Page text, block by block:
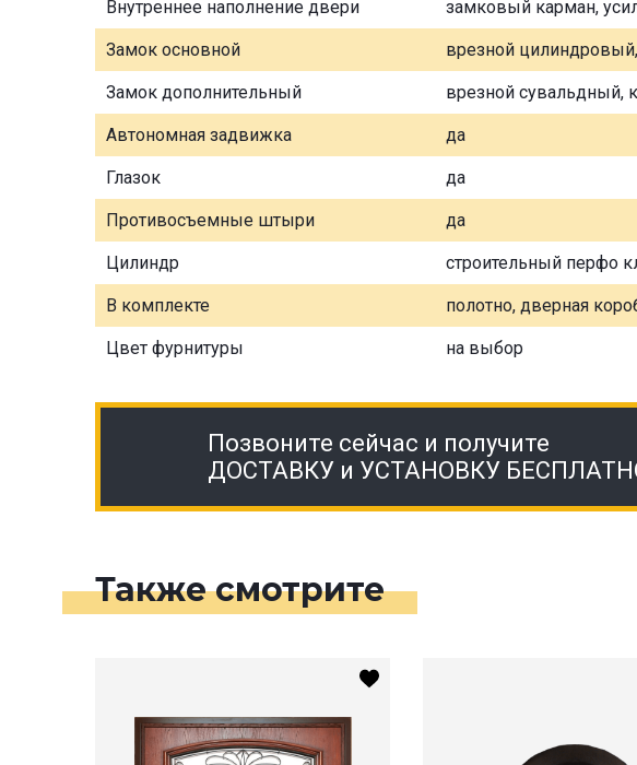
Внутреннее наполнение двери замковый карман,
Замок основной врезной
Замок дополнительный врезной сувальдный,
Автономная задвижка да
Глазок да
Противосъемные штыри да
Цилиндр строительный перфо
В комплекте полотно, дверная
Цвет фурнитуры на выбор
Позвоните сейчас и получите
ДОСТАВКУ и УСТАНОВКУ
Также смотрите